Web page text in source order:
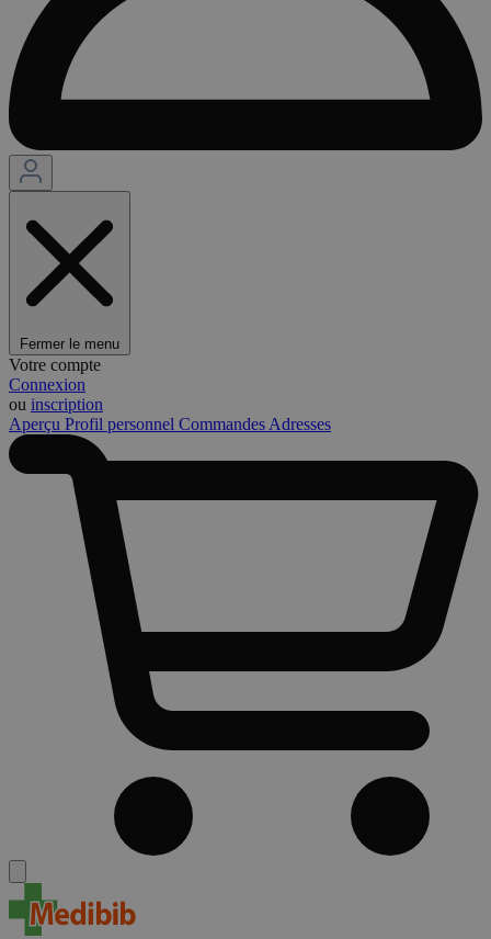
Fermer le menu
Votre compte
Connexion
ou inscription
Aperçu Profil personnel Commandes Adresses